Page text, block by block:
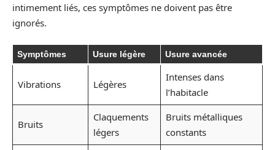
intimement liés, ces symptômes ne doivent pas être
ignorés.
Symptômes Usure légère Usure avancée
Vibrations Légères
Intenses dans
l’habitacle
Bruits
Claquements
légers
Bruits métalliques
constants